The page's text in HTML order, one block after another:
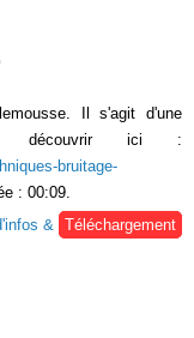
Il s'agit d'une
découvrir ici :
bruitage-
: 00:09.
&
Téléchargement